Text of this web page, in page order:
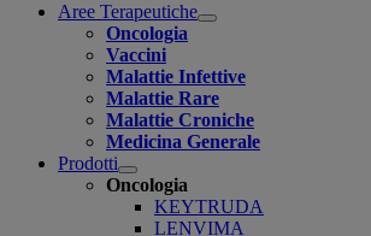
Aree Terapeutiche
Open
Oncologia
Vaccini
Malattie Infettive
Malattie Rare
Malattie Croniche
Medicina Generale
Prodotti
Open
submenu
Oncologia
KEYTRUDA
LENVIMA